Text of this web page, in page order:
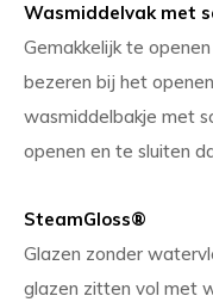
Wasmiddelvak met
Gemakkelijk te
bezeren bij het
wasmiddelbakje met
openen en te sluiten
SteamGloss®
Glazen zonder
glazen zitten vol met